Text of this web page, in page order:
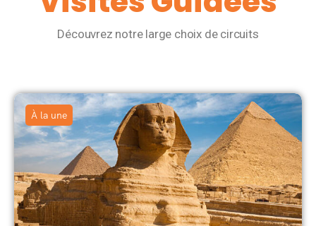
Découvrez notre large choix de circuits
À la une